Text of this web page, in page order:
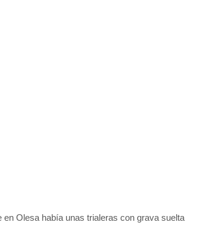
Olesa había unas trialeras con grava suelta